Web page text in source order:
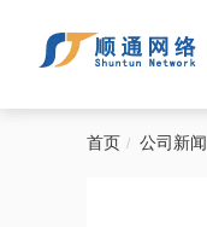
首页 公司新闻